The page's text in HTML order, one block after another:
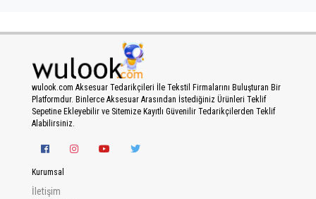
wulook.com Aksesuar Tedarikçileri İle Tekstil Firmalarını Buluşturan Bir
Platformdur. Binlerce Aksesuar Arasından İstediğiniz Ürünleri Teklif
Sepetine Ekleyebilir ve Sitemize Kayıtlı Güvenilir Tedarikçilerden Teklif
Alabilirsiniz.
Kurumsal
İletişim